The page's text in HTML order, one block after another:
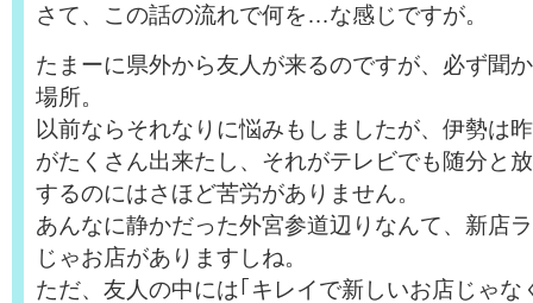
さて、この話の流れで何を…な感じですが。
たまーに県外から友人が来るのですが、必ず聞
場所。
以前ならそれなりに悩みもしましたが、伊勢は
がたくさん出来たし、それがテレビでも随分と
するのにはさほど苦労がありません。
あんなに静かだった外宮参道辺りなんて、新店
じゃお店がありますしね。
ただ、友人の中には｢キレイで新しいお店じゃな